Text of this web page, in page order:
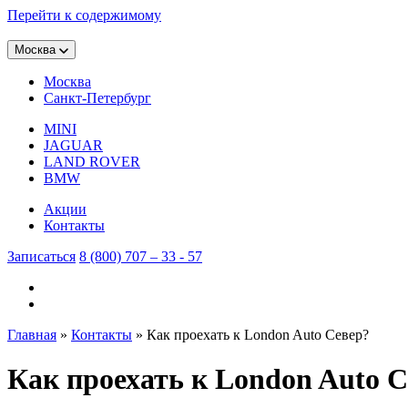
Перейти к содержимому
Москва
Москва
Санкт-Петербург
MINI
JAGUAR
LAND ROVER
BMW
Акции
Контакты
Записаться 8 (800) 707 – 33 - 57
Главная » Контакты » Как проехать к London Auto Север?
Как проехать к London Auto